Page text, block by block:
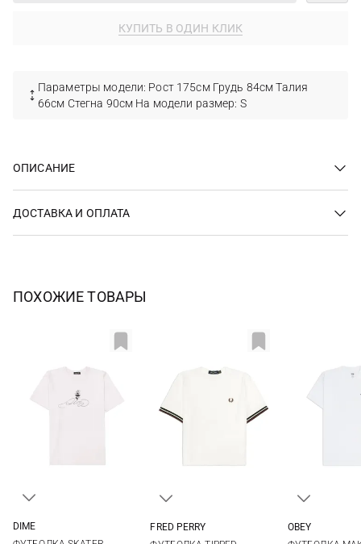
КУПИТЬ В ОДИН КЛИК
Параметры модели: Рост 175см Грудь 84см Талия
66см Стегна 90см На модели размер: S
ОПИСАНИЕ
ДОСТАВКА И ОПЛАТА
ПОХОЖИЕ ТОВАРЫ
DIME
FRED PERRY
OBEY